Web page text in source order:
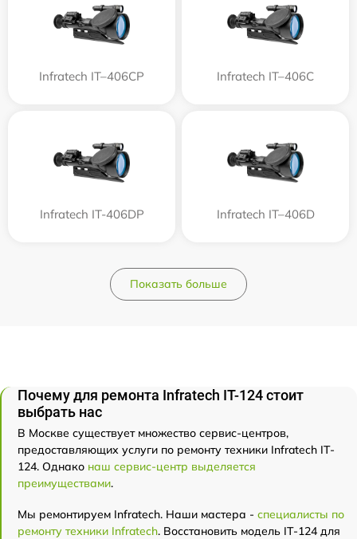
Infratech IT–406СP Infratech IT–406С
Infratech IT-406DP Infratech IT–406D
Показать больше
Почему для ремонта Infratech IT-124 стоит
выбрать нас
В Москве существует множество сервис-центров,
предоставляющих услуги по ремонту техники Infratech IT-
124. Однако наш сервис-центр выделяется
преимуществами.
Мы ремонтируем Infratech. Наши мастера - специалисты по
ремонту техники Infratech. Восстановить модель IT-124 для